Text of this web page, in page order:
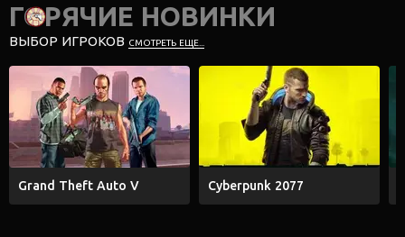
ГОРЯЧИЕ НОВИНКИ
ВЫБОР ИГРОКОВ СМОТРЕТЬ ЕЩЕ...
Grand Theft Auto V Cyberpunk 2077